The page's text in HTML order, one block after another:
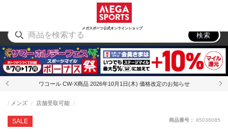
メガスポーツ公式オンラインショップ
アウトドア
検索
ワコール CW-X商品 2026年10月1日(木) 価格改定のお知らせ
SALE
メンズ 店舗受取可能
商品番号： 85036085